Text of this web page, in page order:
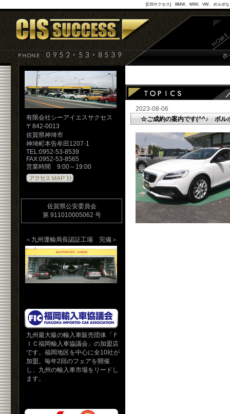
[CISサクセス] BMW、MINI、VW、ボルボな
有限会社シーアイエスサクセス
〒842-0013
佐賀県神埼市
神埼町本告牟田1207-1
TEL:0952-53-8539
FAX:0952-53-8565
営業時間 9:00～19:00
佐賀県公安委員会
第 911010005062 号
＜九州運輸局長認証工場 完備＞
九州最大級の輸入車販売団体「Ｆ
ＩＣ福岡輸入車協議会」の加盟店
です。福岡地区を中心に全10社が
加盟。毎年2回のフェアを開催
し、九州の輸入車市場をリードし
ます。
2023-08-06
☆ご成約の案内です(^^♪ ボル